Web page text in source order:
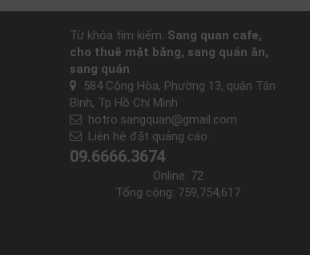
Từ khóa tìm kiếm: Sang quan cafe,
cho thuê mặt bằng, sang quán ăn,
sang quán
584 Cộng Hòa, Phường 13, quận Tân
Bình, Tp Hồ Chí Minh
hotro.sangquan@gmail.com
Liên hệ đặt quảng cáo:
09.6666.3674
Online: 72
Tổng cộng: 759,754,617